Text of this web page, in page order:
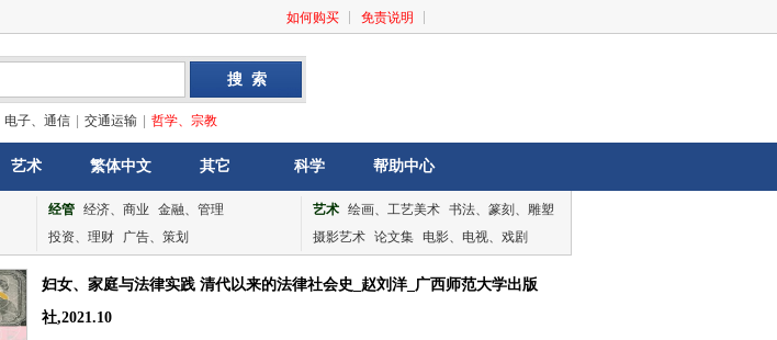
如何购买 免责说明
电子、通信 交通运输 哲学、宗教
艺术 繁体中文 其它 科学 帮助中心
经管 经济、商业
金融、管理
投资、理财
广告、策划
艺术 绘画、工艺美术 书法、篆刻、雕塑
摄影艺术 论文集
电影、电视、戏剧
妇女、家庭与法律实践 清代以来的法律社会史_赵刘洋_广西师范大学出版
社,2021.10